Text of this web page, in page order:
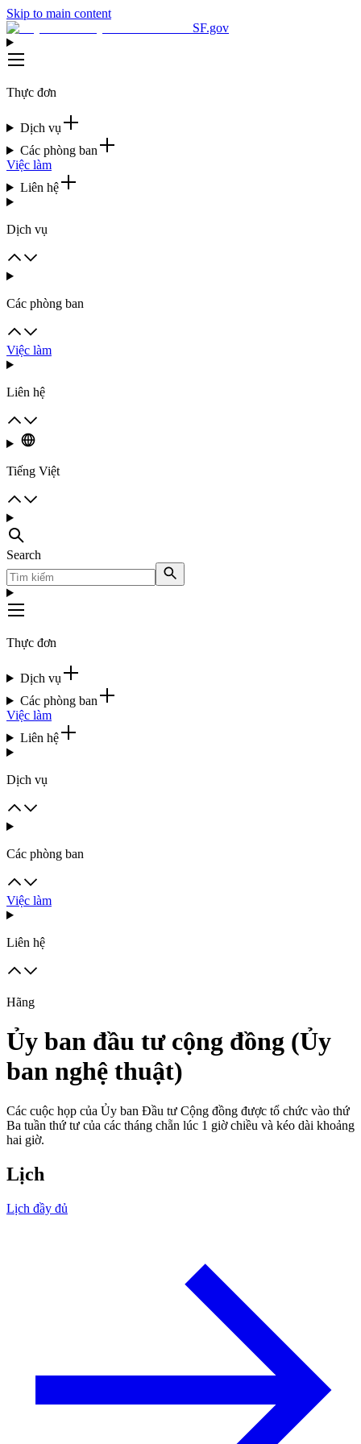
Skip to main content
SF.gov
Thực đơn
Dịch vụ
Các phòng ban
Việc làm
Liên hệ
Dịch vụ
Các phòng ban
Việc làm
Liên hệ
Tiếng Việt
Search
Thực đơn
Dịch vụ
Các phòng ban
Việc làm
Liên hệ
Dịch vụ
Các phòng ban
Việc làm
Liên hệ
Hãng
Ủy ban đầu tư cộng đồng (Ủy
ban nghệ thuật)
Các cuộc họp của Ủy ban Đầu tư Cộng đồng được tổ chức vào thứ
Ba tuần thứ tư của các tháng chẵn lúc 1 giờ chiều và kéo dài khoảng
hai giờ.
Lịch
Lịch đầy đủ